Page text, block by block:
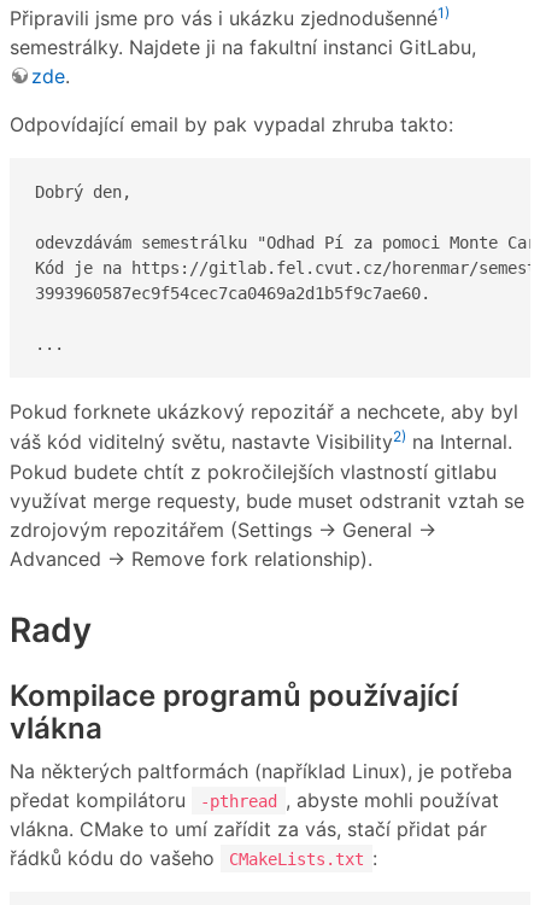
Připravili jsme pro vás i ukázku zjednodušenné1)
semestrálky. Najdete ji na fakultní instanci GitLabu,
zde.
Odpovídající email by pak vypadal zhruba takto:
Dobrý den,
odevzdávám semestrálku "Odhad Pí za pomoci Monte
Kód je na https://gitlab.fel.cvut.cz/horenmar/
3993960587ec9f54cec7ca0469a2d1b5f9c7ae60.
...
Pokud forknete ukázkový repozitář a nechcete, aby byl
váš kód viditelný světu, nastavte Visibility2) na Internal.
Pokud budete chtít z pokročilejších vlastností gitlabu
využívat merge requesty, bude muset odstranit vztah se
zdrojovým repozitářem (Settings → General →
Advanced → Remove fork relationship).
Rady
Kompilace programů používající
vlákna
Na některých paltformách (například Linux), je potřeba
předat kompilátoru
-pthread
, abyste mohli používat
vlákna. CMake to umí zařídit za vás, stačí přidat pár
řádků kódu do vašeho
CMakeLists.txt :